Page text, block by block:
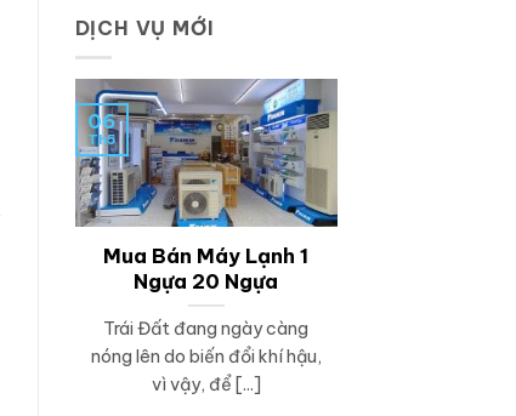
DỊCH VỤ MỚI
Mua Bán Máy Lạnh 1
Ngựa 20 Ngựa
Trái Đất đang ngày càng
nóng lên do biến đổi khí hậu,
vì vậy, để [...]
06
Th5